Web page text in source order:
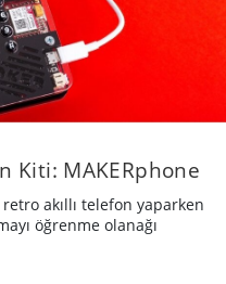
Kiti: MAKERphone
akıllı telefon yaparken
öğrenme olanağı